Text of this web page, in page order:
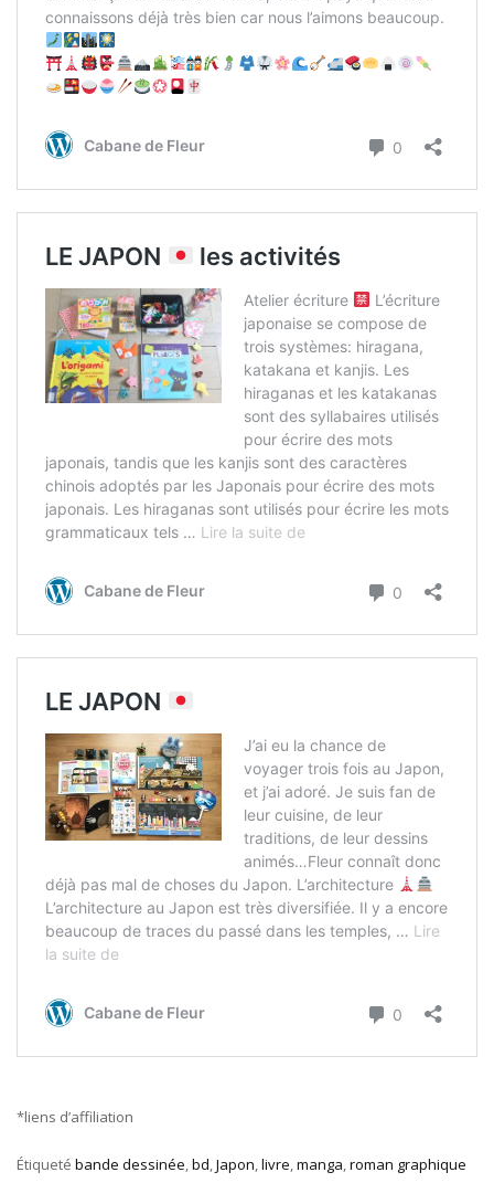
*liens d’affiliation
Étiqueté bande dessinée,bd,Japon,livre,manga,roman graphique